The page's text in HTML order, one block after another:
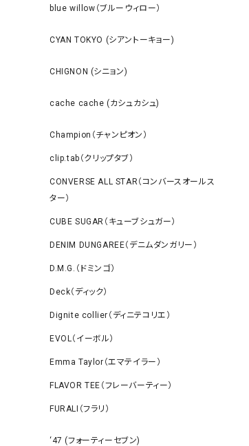
blue willow（ブルーウィロー）
CYAN TOKYO (シアントーキョー)
CHIGNON (シニョン)
cache cache (カシュカシュ)
Champion（チャンピオン）
clip.tab（クリップタブ）
CONVERSE ALL STAR（コンバースオールス
ター）
CUBE SUGAR（キューブシュガー）
DENIM DUNGAREE（デニムダンガリー）
D.M.G.（ドミンゴ）
Deck（ディック）
Dignite collier（ディニテコリエ）
EVOL（イーボル）
Emma Taylor（エマテイラー）
FLAVOR TEE（フレーバーティー）
FURALI（フラリ）
‘47 (フォーティーセブン)